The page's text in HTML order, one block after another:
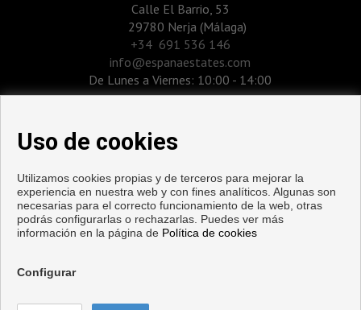
Calle El Barrio, 53
29780 Nerja (Málaga)
‎+34 691 536 146
info@espanaestates.com
De Lunes a Viernes: 10:00 - 14:00
Uso de cookies
Utilizamos cookies propias y de terceros para mejorar la
experiencia en nuestra web y con fines analíticos. Algunas son
necesarias para el correcto funcionamiento de la web, otras
podrás configurarlas o rechazarlas. Puedes ver más
información en la página de Política de cookies
Configurar